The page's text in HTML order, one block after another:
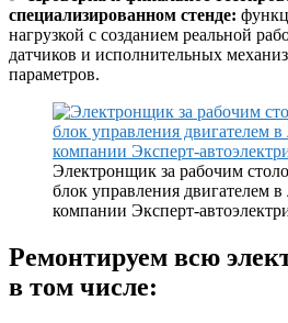
специализированном стенде:
нагрузкой с созданием реальной
датчиков и исполнительных
параметров.
Электронщик за рабочим
блок управления двигателем в
компании Эксперт-
Ремонтируем всю
в том числе: